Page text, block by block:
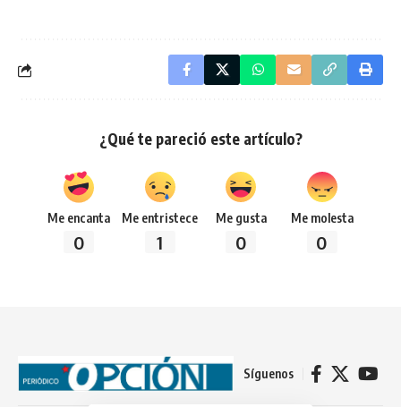
¿Qué te pareció este artículo?
Me encanta
0
Me entristece
1
Me gusta
0
Me molesta
0
Síguenos